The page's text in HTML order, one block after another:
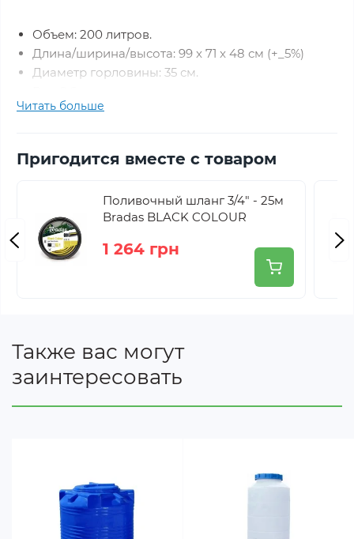
Объем: 200 литров.
Длина/ширина/высота: 99 x 71 x 48 см (+_5%)
Диаметр горловины: 35 см.
Штуцер под слив: 1/2 дюйма (пластиковый в
Кол-во слоев - 2 слоя
Тип: овальная, ГК 200 RKД Овал
Рекомендация перед эксплуатацией
Если емкость планируется использовать для
обеззараживающего средства. В конце промыть
емкость питьевой водой для удаления остатков
обеззараживающего раствора.
Материал - устойчивый к ультрафиолетовым лучам
полиэтилен позволяет эксплуатировать емкость
как в помещении, так и на улице при температуре
от -20 до +60 градусов С◦.
Читать больше
Пригодится вместе с товаром
Поливочный шланг 3/4" - 25м
Bradas BLACK COLOUR
1 264 грн
Также вас могут
заинтересовать